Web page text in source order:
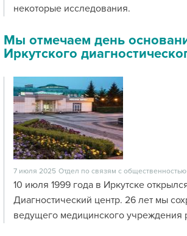
некоторые исследования.
Мы отмечаем день
Иркутского
7 июля 2025 Отдел по связям с общественностью
10 июля 1999 года в Иркутске
Диагностический центр. 26 лет мы
ведущего медицинского учреждения